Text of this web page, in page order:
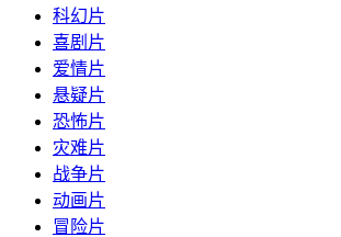
科幻片
喜剧片
爱情片
悬疑片
恐怖片
灾难片
战争片
动画片
冒险片